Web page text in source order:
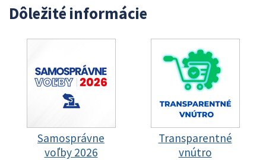
Dôležité informácie
Samosprávne
voľby 2026
Transparentné
vnútro